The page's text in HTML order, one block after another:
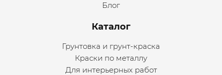
Блог
Каталог
Грунтовка и грунт-краска
Краски по металлу
Для интерьерных работ